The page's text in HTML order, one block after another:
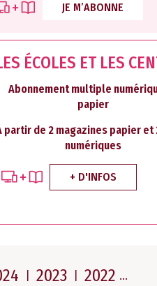
JE M’ABONNE
ÉCOLES ET LES
Abonnement multiple
papier
partir de 2 magazines papier et
numériques
+ D'INFOS
2023 2022